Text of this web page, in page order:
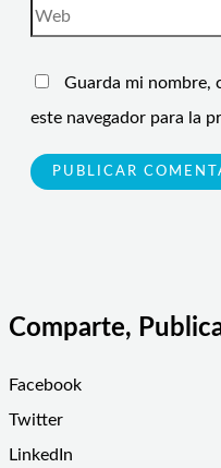
Guarda mi nombre,
este navegador para la
Comparte,
Facebook
Twitter
LinkedIn